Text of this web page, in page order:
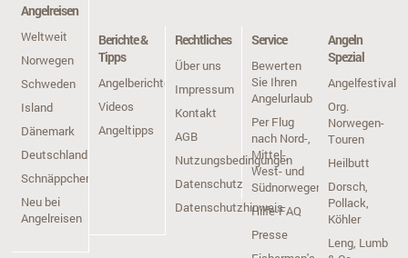
Angelreisen
Weltweit
Norwegen
Schweden
Island
Dänemark
Deutschland
Schnäppchen
Neu bei
Angelreisen
Angeln
Spezial
Angelfestivals
Org.
Norwegen-
Touren
Heilbutt
Dorsch,
Pollack,
Köhler
Leng, Lumb
Berichte &
Tipps
Angelberichte
Videos
Angeltipps
Service
Bewerten
Sie Ihren
Angelurlaub
Per Flug
nach Nord-,
Mittel-,
West- und
Südnorwegen
Hilfe-FAQ
Presse
Rechtliches
Über uns
Impressum
Kontakt
AGB
Nutzungsbedingungen
Datenschutz
Datenschutzhinweis